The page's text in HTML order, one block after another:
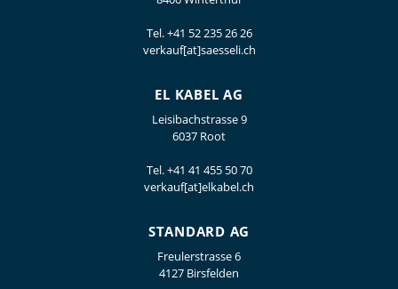
Tel.+41 52 235 26 26
verkauf[at]saesseli.ch
EL KABEL AG
Leisibachstrasse 9
6037 Root
Tel.+41 41 455 50 70
verkauf[at]elkabel.ch
STANDARD AG
Freulerstrasse 6
4127 Birsfelden